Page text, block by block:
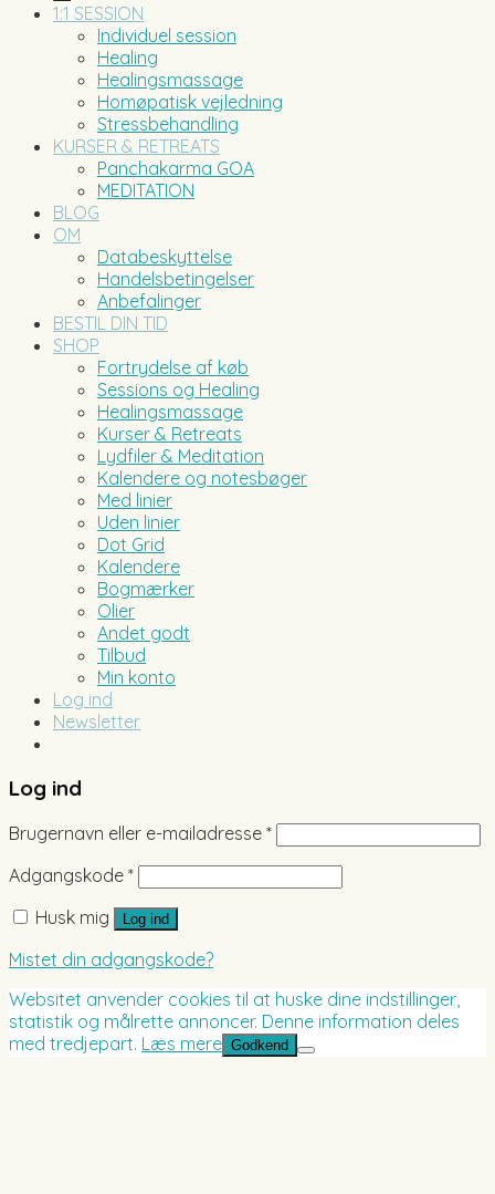
1:1 SESSION
Individuel session
Healing
Healingsmassage
Homøpatisk vejledning
Stressbehandling
KURSER & RETREATS
Panchakarma GOA
MEDITATION
BLOG
OM
Databeskyttelse
Handelsbetingelser
Anbefalinger
BESTIL DIN TID
SHOP
Fortrydelse af køb
Sessions og Healing
Healingsmassage
Kurser & Retreats
Lydfiler & Meditation
Kalendere og notesbøger
Med linier
Uden linier
Dot Grid
Kalendere
Bogmærker
Olier
Andet godt
Tilbud
Min konto
Log ind
Newsletter
Log ind
Brugernavn eller e-mailadresse *
Adgangskode *
Husk mig
Log ind
Mistet din adgangskode?
Websitet anvender cookies til at huske dine indstillinger,
statistik og målrette annoncer. Denne information deles
med tredjepart. Læs mere Godkend